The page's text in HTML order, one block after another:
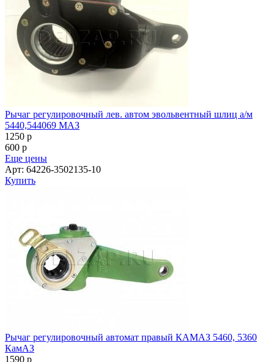
Рычаг регулировочный автомат правый КАМАЗ 5460, 5360
КамАЗ
1590p
600p